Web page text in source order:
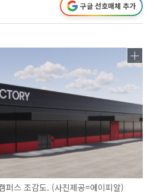
구글 선호매체 추가
스 조감도. (사진제공=에이피알)